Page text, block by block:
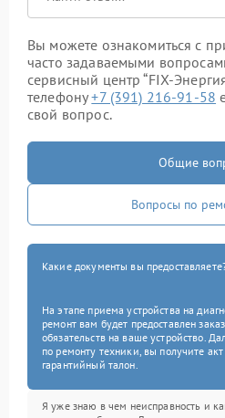
Вы можете ознакомиться с
часто задаваемыми
сервисный центр “FIX-
телефону+7 (391) 216-91-58
свой вопрос.
Общие
Вопросы по
Какие документы вы
На этапе приема устройства на
ремонт вам будет предоставлен
обязательств на ваше устройство.
по ремонту техники, вы получите
гарантийный талон.
Я уже знаю в чем неисправность и